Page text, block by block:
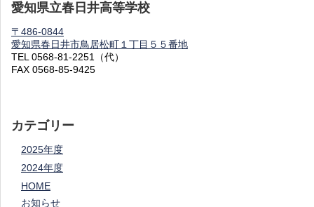
愛知県立春日井高等学校
〒486-0844
愛知県春日井市鳥居松町１丁目５５番地
TEL 0568-81-2251（代）
FAX 0568-85-9425
カテゴリー
2025年度
2024年度
HOME
お知らせ